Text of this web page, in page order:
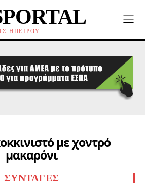
ΗΠΕΙΡΟΥ
με χοντρό
μακαρόνι
ΣΥΝΤΑΓΈΣ